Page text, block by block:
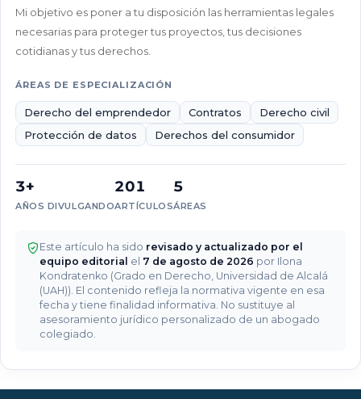
provisionales?
¿Cuánto
tarda
en
dictar
medidas
provisionales?
Mi objetivo es poner a tu disposición las herramientas legales
necesarias para proteger tus proyectos, tus decisiones
cotidianas y tus derechos.
ÁREAS DE ESPECIALIZACIÓN
Derecho del emprendedor Contratos
Derecho civil
Protección de datos
Derechos del consumidor
3+
AÑOS DIVULGANDO
201
ARTÍCULOS
5
ÁREAS
Este artículo ha sido revisado y actualizado por el
equipo editorial el 7 de agosto de 2026 por Ilona
Kondratenko (Grado en Derecho, Universidad de Alcalá
(UAH)). El contenido refleja la normativa vigente en esa
fecha y tiene finalidad informativa. No sustituye al
asesoramiento jurídico personalizado de un abogado
colegiado.